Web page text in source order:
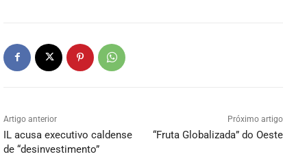
Artigo anterior
IL acusa executivo caldense
de “desinvestimento”
Próximo artigo
“Fruta Globalizada” do Oeste